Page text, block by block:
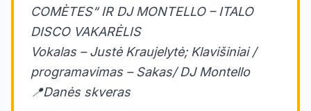
COMÈTES“ IR DJ MONTELLO – ITALO
DISCO VAKARĖLIS
Vokalas – Justė Kraujelytė; Klavišiniai /
programavimas – Sakas/ DJ Montello
📍Danės skveras